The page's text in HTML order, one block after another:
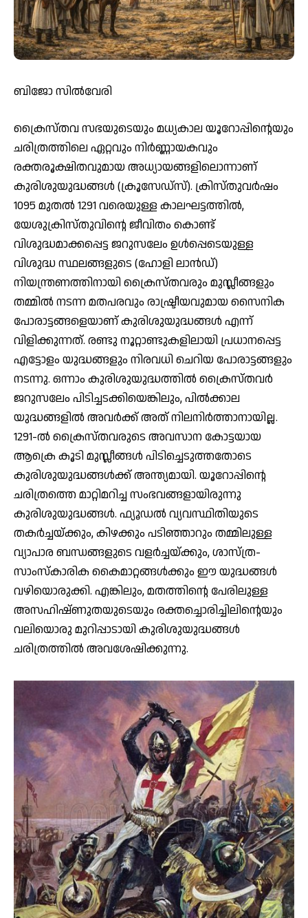
ബിജോ സില്‍വേരി
ക്രൈസ്തവ സഭയുടെയും മധ്യകാല യൂറോപ്പിന്റെയും
ചരിത്രത്തിലെ ഏറ്റവും നിര്‍ണ്ണായകവും
രക്തരൂക്ഷിതവുമായ അധ്യായങ്ങളിലൊന്നാണ്
കുരിശുയുദ്ധങ്ങള്‍ (ക്രൂസേഡ്‌സ്). ക്രിസ്തുവര്‍ഷം
1095 മുതല്‍ 1291 വരെയുള്ള കാലഘട്ടത്തില്‍,
യേശുക്രിസ്തുവിന്റെ ജീവിതം കൊണ്ട്
വിശുദ്ധമാക്കപ്പെട്ട ജറുസലേം ഉള്‍പ്പെടെയുള്ള
വിശുദ്ധ സ്ഥലങ്ങളുടെ (ഹോളി ലാന്‍ഡ്)
നിയന്ത്രണത്തിനായി ക്രൈസ്തവരും മുസ്ലീങ്ങളും
തമ്മില്‍ നടന്ന മതപരവും രാഷ്ട്രീയവുമായ സൈനിക
പോരാട്ടങ്ങളെയാണ് കുരിശുയുദ്ധങ്ങള്‍ എന്ന്
വിളിക്കുന്നത്. രണ്ടു നൂറ്റാണ്ടുകളിലായി പ്രധാനപ്പെട്ട
എട്ടോളം യുദ്ധങ്ങളും നിരവധി ചെറിയ പോരാട്ടങ്ങളും
നടന്നു. ഒന്നാം കുരിശുയുദ്ധത്തില്‍ ക്രൈസ്തവര്‍
ജറുസലേം പിടിച്ചടക്കിയെങ്കിലും, പില്‍ക്കാല
യുദ്ധങ്ങളില്‍ അവര്‍ക്ക് അത് നിലനിര്‍ത്താനായില്ല.
1291-ല്‍ ക്രൈസ്തവരുടെ അവസാന കോട്ടയായ
ആക്രെ കൂടി മുസ്ലീങ്ങള്‍ പിടിച്ചെടുത്തതോടെ
കുരിശുയുദ്ധങ്ങള്‍ക്ക് അന്ത്യമായി. യൂറോപ്പിന്റെ
ചരിത്രത്തെ മാറ്റിമറിച്ച സംഭവങ്ങളായിരുന്നു
കുരിശുയുദ്ധങ്ങള്‍. ഫ്യൂഡല്‍ വ്യവസ്ഥിതിയുടെ
തകര്‍ച്ചയ്ക്കും, കിഴക്കും പടിഞ്ഞാറും തമ്മിലുള്ള
വ്യാപാര ബന്ധങ്ങളുടെ വളര്‍ച്ചയ്ക്കും, ശാസ്ത്ര-
സാംസ്‌കാരിക കൈമാറ്റങ്ങള്‍ക്കും ഈ യുദ്ധങ്ങള്‍
വഴിയൊരുക്കി. എങ്കിലും, മതത്തിന്റെ പേരിലുള്ള
അസഹിഷ്ണുതയുടെയും രക്തച്ചൊരിച്ചിലിന്റെയും
വലിയൊരു മുറിപ്പാടായി കുരിശുയുദ്ധങ്ങള്‍
ചരിത്രത്തില്‍ അവശേഷിക്കുന്നു.